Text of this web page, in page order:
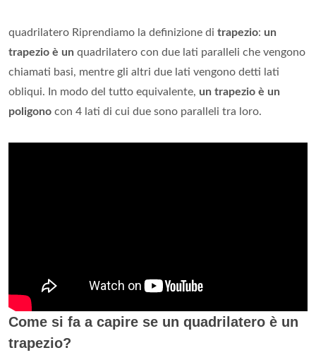
quadrilatero Riprendiamo la definizione di trapezio: un
trapezio è un quadrilatero con due lati paralleli che vengono
chiamati basi, mentre gli altri due lati vengono detti lati
obliqui. In modo del tutto equivalente, un trapezio è un
poligono con 4 lati di cui due sono paralleli tra loro.
Come si fa a capire se un quadrilatero è un
trapezio?